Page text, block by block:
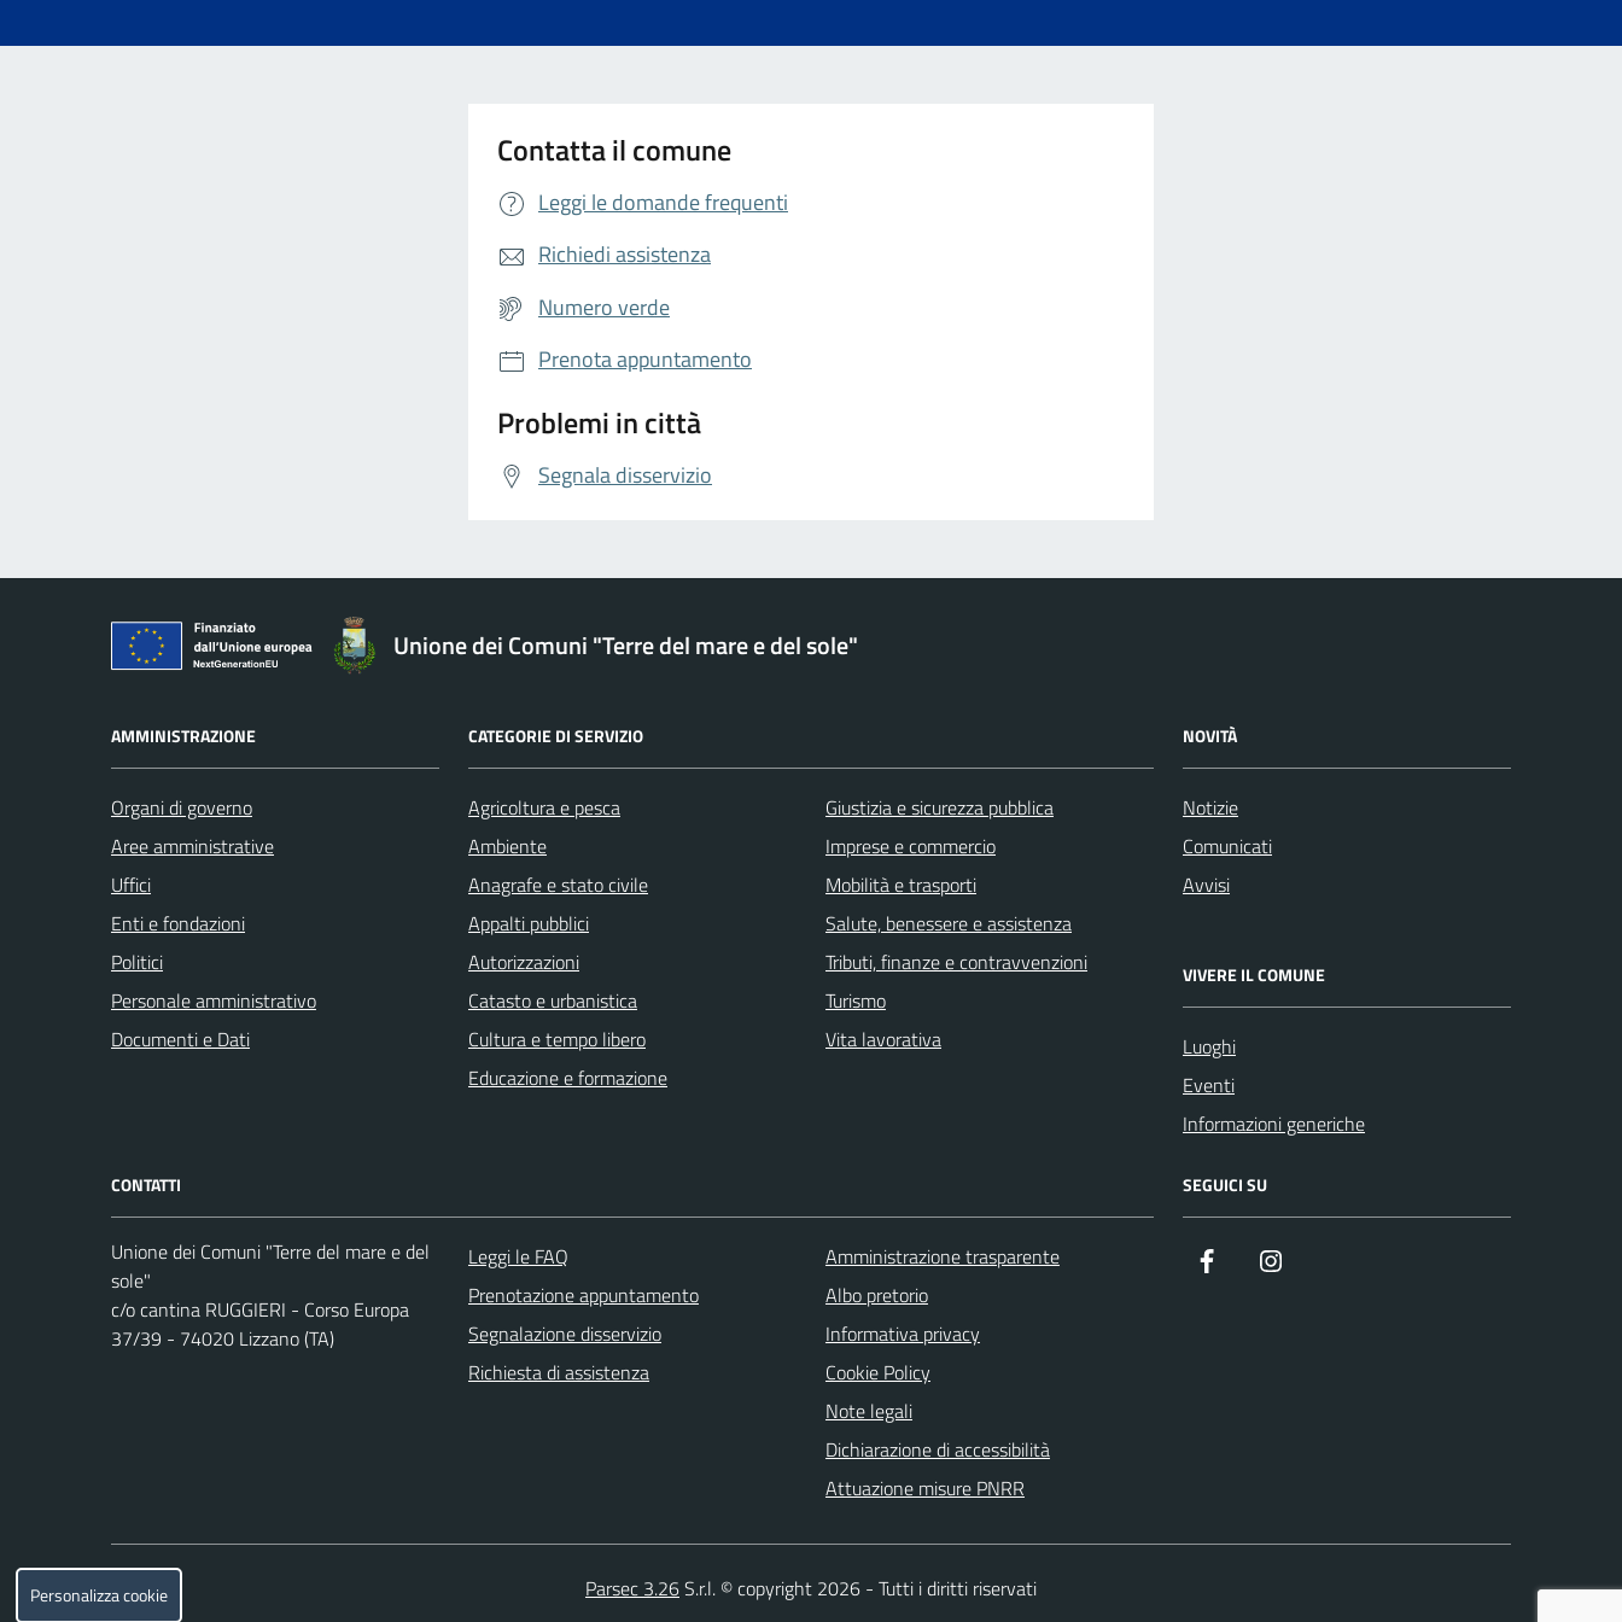
Contatta il comune
Leggi le domande frequenti
Richiedi assistenza
Numero verde
Prenota appuntamento
Problemi in città
Segnala disservizio
Unione dei Comuni "Terre del mare e del sole"
AMMINISTRAZIONE
Organi di governo
Aree amministrative
Uffici
Enti e fondazioni
Politici
Personale amministrativo
Documenti e Dati
CATEGORIE DI SERVIZIO
Agricoltura e pesca
Ambiente
Anagrafe e stato civile
Appalti pubblici
Autorizzazioni
Catasto e urbanistica
Cultura e tempo libero
Educazione e formazione
Giustizia e sicurezza pubblica
Imprese e commercio
Mobilità e trasporti
Salute, benessere e assistenza
Tributi, finanze e contravvenzioni
Turismo
Vita lavorativa
NOVITÀ
Notizie
Comunicati
Avvisi
VIVERE IL COMUNE
Luoghi
Eventi
Informazioni generiche
CONTATTI
Unione dei Comuni "Terre del mare e del
sole"
c/o cantina RUGGIERI - Corso Europa
37/39 - 74020 Lizzano (TA)
Leggi le FAQ
Prenotazione appuntamento
Segnalazione disservizio
Richiesta di assistenza
Amministrazione trasparente
Albo pretorio
Informativa privacy
Cookie Policy
Note legali
Dichiarazione di accessibilità
Attuazione misure PNRR
SEGUICI SU
Facebook
Parsec 3.26S.r.l. © copyright 2026 - Tutti i diritti riservati
Personalizza cookie